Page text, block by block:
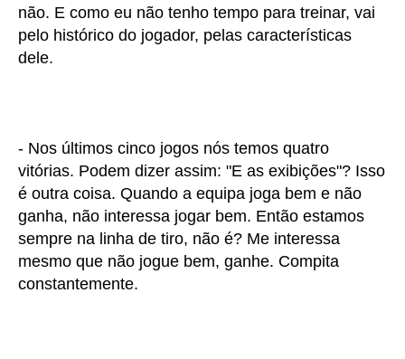
não. E como eu não tenho tempo para treinar, vai
pelo histórico do jogador, pelas características
dele.
- Nos últimos cinco jogos nós temos quatro
vitórias. Podem dizer assim: "E as exibições"? Isso
é outra coisa. Quando a equipa joga bem e não
ganha, não interessa jogar bem. Então estamos
sempre na linha de tiro, não é? Me interessa
mesmo que não jogue bem, ganhe. Compita
constantemente.